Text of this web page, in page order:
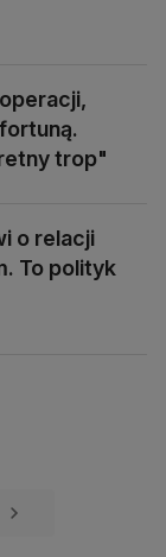
trop"
o relacji
To polityk